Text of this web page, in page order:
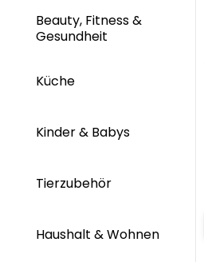
Beauty, Fitness &
Gesundheit
Küche
Kinder & Babys
Tierzubehör
Haushalt & Wohnen